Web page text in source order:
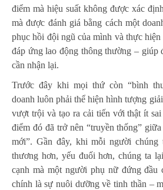
điểm mà hiệu suất không được xác
mà được đánh giá bằng cách một
phục hồi đội ngũ của mình và thực
đáp ứng lao động thông thường – giúp
cần nhận lại.
Trước đây khi mọi thứ còn “bình
doanh luôn phải thể hiện hình tượng
vượt trội và tạo ra cải tiến với thật ít
điểm đó đã trở nên “truyền thống”
mới”. Gần đây, khi mỗi người
thương hơn, yếu đuối hơn, chúng ta
cạnh mà một người phụ nữ đứng đầu
chính là sự nuôi dưỡng về tinh thần –